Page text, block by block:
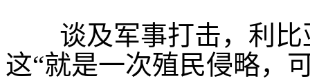
谈及军事打击，利比
这“就是一次殖民侵略，